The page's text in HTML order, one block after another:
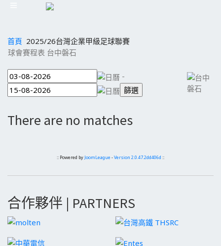
首頁 2025/26台灣企業甲級足球聯賽
球會賽程表 台中磐石
-
There are no matches
:: Powered by JoomLeague -Version 2.0.47.2dd406d ::
合作夥伴 | PARTNERS